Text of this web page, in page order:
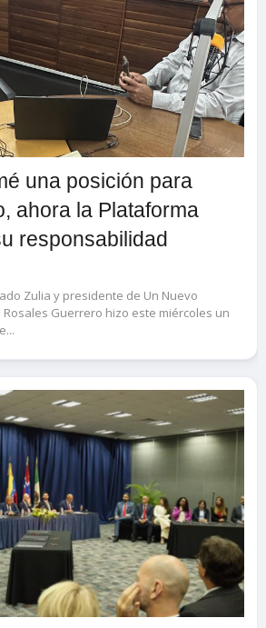
una posición para
ahora la Plataforma
responsabilidad
Zulia y presidente de Un Nuevo
Rosales Guerrero hizo este miércoles un